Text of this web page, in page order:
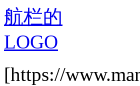
[https://